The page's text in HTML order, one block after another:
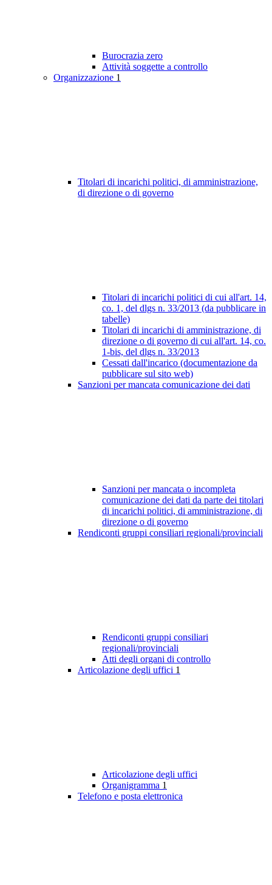
Burocrazia zero
Attività soggette a controllo
Organizzazione 1
Titolari di incarichi politici, di amministrazione,
di direzione o di governo
Titolari di incarichi politici di cui all'art. 14,
co. 1, del dlgs n. 33/2013 (da pubblicare in
tabelle)
Titolari di incarichi di amministrazione, di
direzione o di governo di cui all'art. 14, co.
1-bis, del dlgs n. 33/2013
Cessati dall'incarico (documentazione da
pubblicare sul sito web)
Sanzioni per mancata comunicazione dei dati
Sanzioni per mancata o incompleta
comunicazione dei dati da parte dei titolari
di incarichi politici, di amministrazione, di
direzione o di governo
Rendiconti gruppi consiliari regionali/provinciali
Rendiconti gruppi consiliari
regionali/provinciali
Atti degli organi di controllo
Articolazione degli uffici 1
Articolazione degli uffici
Organigramma 1
Telefono e posta elettronica